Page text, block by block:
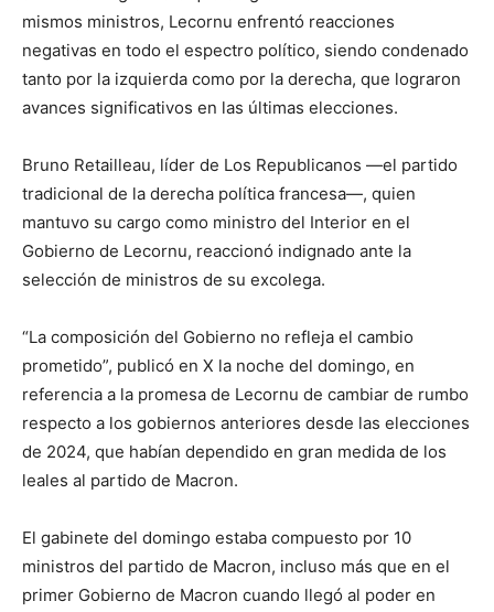
mismos ministros, Lecornu enfrentó reacciones
negativas en todo el espectro político, siendo condenado
tanto por la izquierda como por la derecha, que lograron
avances significativos en las últimas elecciones.
Bruno Retailleau, líder de Los Republicanos —el partido
tradicional de la derecha política francesa—, quien
mantuvo su cargo como ministro del Interior en el
Gobierno de Lecornu, reaccionó indignado ante la
selección de ministros de su excolega.
“La composición del Gobierno no refleja el cambio
prometido”, publicó en X la noche del domingo, en
referencia a la promesa de Lecornu de cambiar de rumbo
respecto a los gobiernos anteriores desde las elecciones
de 2024, que habían dependido en gran medida de los
leales al partido de Macron.
El gabinete del domingo estaba compuesto por 10
ministros del partido de Macron, incluso más que en el
primer Gobierno de Macron cuando llegó al poder en